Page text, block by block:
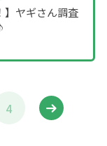
】ヤギさん調査
4